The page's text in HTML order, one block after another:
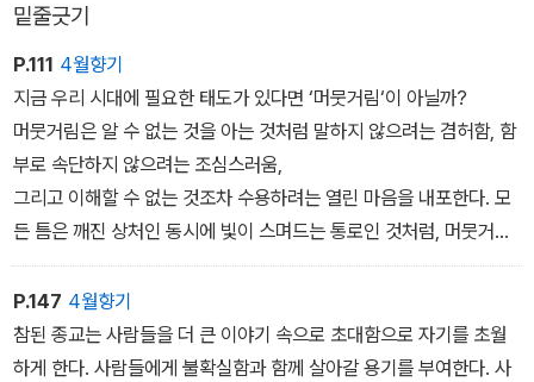
밑줄긋기
P.111 4월향기
지금 우리 시대에 필요한 태도가 있다면 ‘머뭇거림‘이 아닐까?
머뭇거림은 알 수 없는 것을 아는 것처럼 말하지 않으려는 겸허함, 함
부로 속단하지 않으려는 조심스러움,
그리고 이해할 수 없는 것조차 수용하려는 열린 마음을 내포한다. 모
든 틈은 깨진 상처인 동시에 빛이 스며드는 통로인 것처럼, 머뭇거림
은 우유부단함처럼 보이지만 나와 타자가 함께 숨쉴 수 있는 공간이
기도 하다. 머뭇거림이 사람을 자기 초월의 방향으로 인도한다.
P.147 4월향기
참된 종교는 사람들을 더 큰 이야기 속으로 초대함으로 자기를 초월
하게 한다. 사람들에게 불확실함과 함께 살아갈 용기를 부여한다. 사